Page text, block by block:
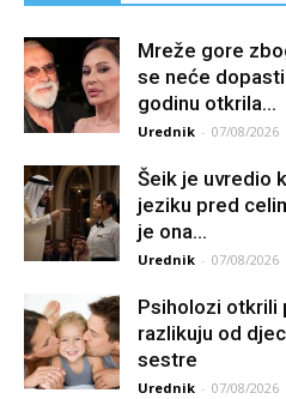
Mreže gore
se neće
godinu otkrila...
Urednik - 07/08/2026
Šeik je uvredio
jeziku pred
je ona...
Urednik - 07/08/2026
Psiholozi otkrili
razlikuju od
sestre
Urednik - 07/08/2026